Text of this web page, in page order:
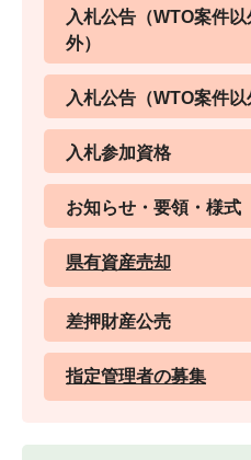
入札公告（WTO案件
外）
入札公告（WTO案件以
入札参加資格
お知らせ・要領・様式
県有資産売却
差押財産公売
指定管理者の募集